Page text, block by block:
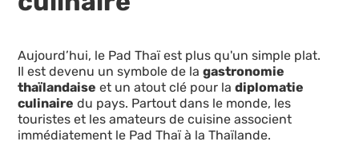
Aujourd’hui, le Pad Thaï est plus qu'un simple plat.
Il est devenu un symbole de lagastronomie
thaïlandaise et un atout clé pour ladiplomatie
culinaire du pays. Partout dans le monde, les
touristes et les amateurs de cuisine associent
immédiatement le Pad Thaï à la Thaïlande.